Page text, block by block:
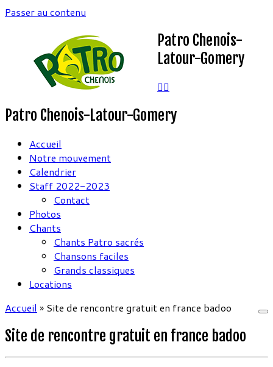
Passer au contenu
Patro Chenois-
Latour-Gomery
Patro Chenois-Latour-Gomery
Accueil
Notre mouvement
Calendrier
Staff 2022-2023
Contact
Photos
Chants
Chants Patro sacrés
Chansons faciles
Grands classiques
Locations
Accueil » Site de rencontre gratuit en france badoo
Site de rencontre gratuit en france badoo